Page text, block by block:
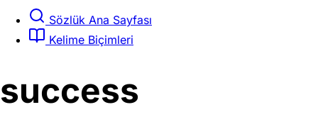
Sözlük Ana Sayfası
Kelime Biçimleri
success